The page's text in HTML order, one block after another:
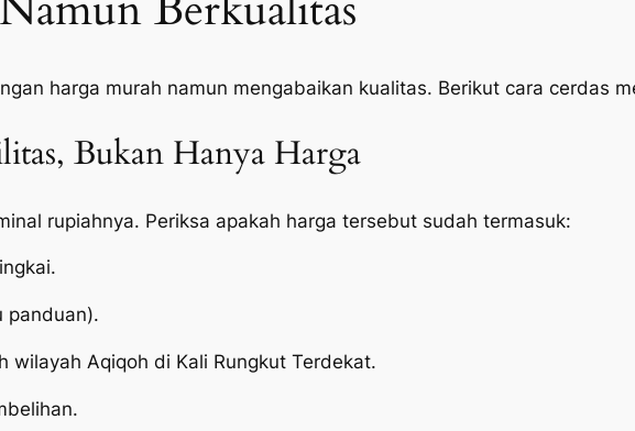
harga murah namun mengabaikan kualitas. Berikut cara cerdas
Bukan Hanya Harga
rupiahnya. Periksa apakah harga tersebut sudah termasuk:
panduan).
wilayah Aqiqoh di Kali Rungkut Terdekat.